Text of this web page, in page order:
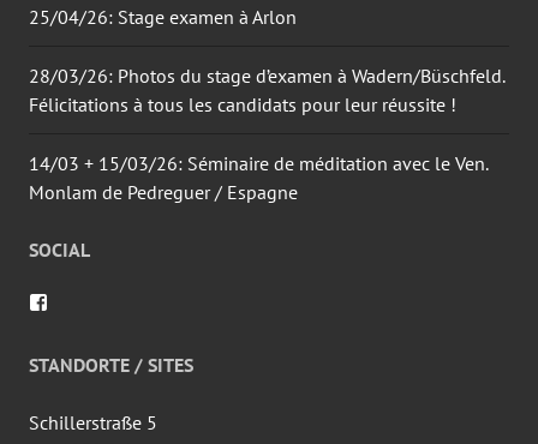
25/04/26: Stage examen à Arlon
28/03/26: Photos du stage d’examen à Wadern/Büschfeld.
Félicitations à tous les candidats pour leur réussite !
14/03 + 15/03/26: Séminaire de méditation avec le Ven.
Monlam de Pedreguer / Espagne
SOCIAL
de
wingtsun.arlon
Facebook
STANDORTE / SITES
Schillerstraße 5